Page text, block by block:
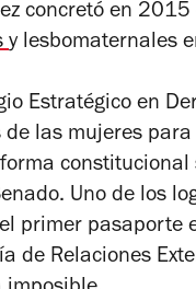
concretó en
y lesbomaternales
Estratégico en
de las mujeres
constitucional
Uno de los
primer pasaporte
de Relaciones